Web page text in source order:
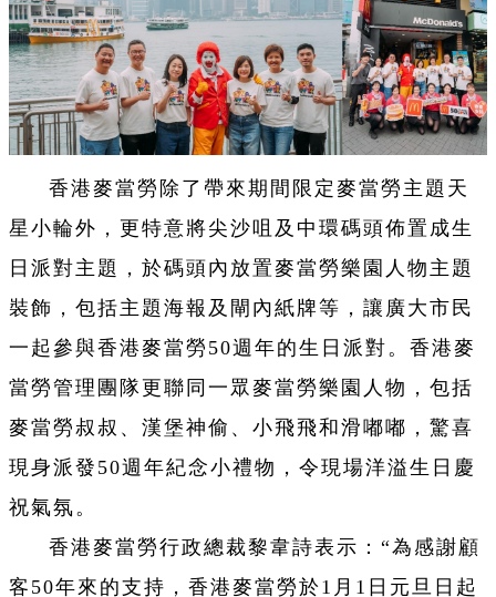
香港麥當勞除了帶來期間限定麥當勞主題天
星小輪外，更特意將尖沙咀及中環碼頭佈置成生
日派對主題，於碼頭內放置麥當勞樂園人物主題
裝飾，包括主題海報及閘內紙牌等，讓廣大市民
一起參與香港麥當勞50週年的生日派對。香港麥
當勞管理團隊更聯同一眾麥當勞樂園人物，包括
麥當勞叔叔、漢堡神偷、小飛飛和滑嘟嘟，驚喜
現身派發50週年紀念小禮物，令現場洋溢生日慶
祝氣氛。
香港麥當勞行政總裁黎韋詩表示：“為感謝顧
客50年來的支持，香港麥當勞於1月1日元旦日起